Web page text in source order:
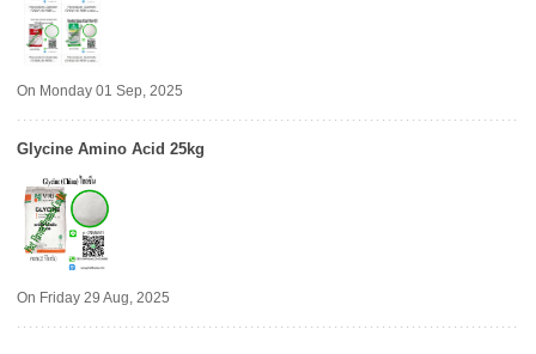
On Monday 01 Sep, 2025
Glycine Amino Acid 25kg
On Friday 29 Aug, 2025